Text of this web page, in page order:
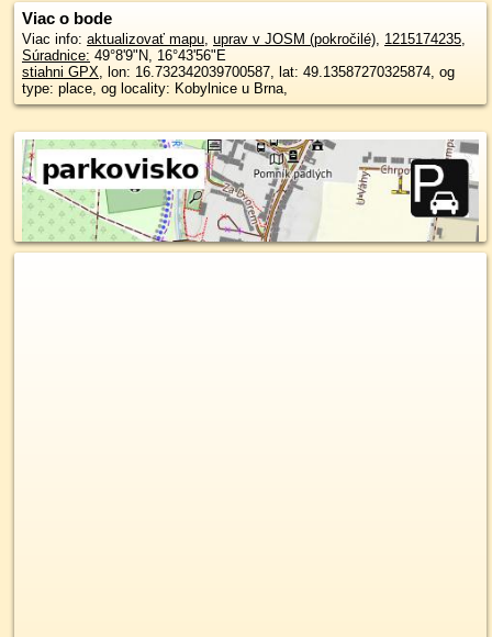
Viac o bode
Viac info: aktualizovať mapu, uprav v JOSM (pokročilé), 1215174235,
Súradnice: 49°8'9"N, 16°43'56"E
stiahni GPX, lon: 16.732342039700587, lat: 49.13587270325874, og
type: place, og locality: Kobylnice u Brna,